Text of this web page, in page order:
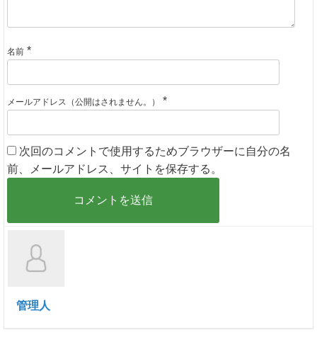
名前 *
メールアドレス（公開はされません。） *
次回のコメントで使用するためブラウザーに自分の名
前、メールアドレス、サイトを保存する。
管理人